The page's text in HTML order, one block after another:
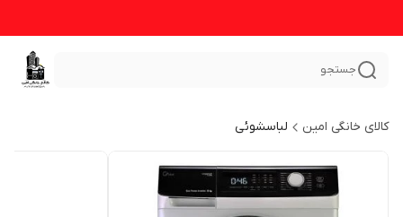
جستجو
کالای خانگی امین لباسشوئی